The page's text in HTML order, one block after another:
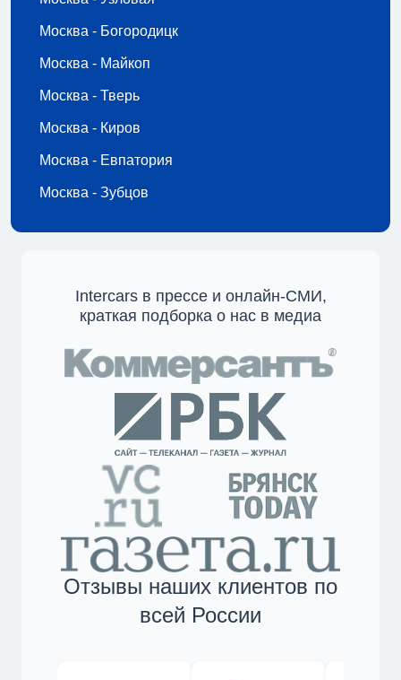
Москва - Богородицк
Москва - Майкоп
Москва - Тверь
Москва - Киров
Москва - Евпатория
Москва - Зубцов
Intercars в прессе и онлайн-СМИ,
краткая подборка о нас в медиа
Отзывы наших клиентов по
всей России